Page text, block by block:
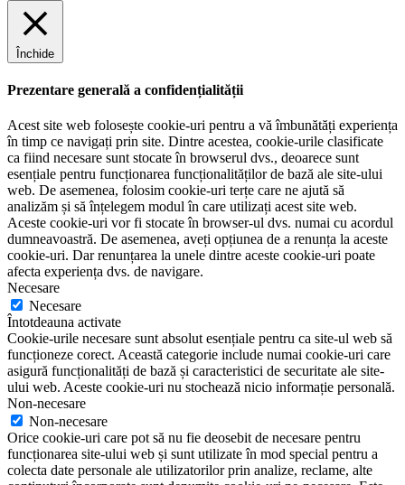
Închide
Prezentare generală a confidențialității
Acest site web folosește cookie-uri pentru a vă îmbunătăți experiența
în timp ce navigați prin site. Dintre acestea, cookie-urile clasificate
ca fiind necesare sunt stocate în browserul dvs., deoarece sunt
esențiale pentru funcționarea funcționalităților de bază ale site-ului
web. De asemenea, folosim cookie-uri terțe care ne ajută să
analizăm și să înțelegem modul în care utilizați acest site web.
Aceste cookie-uri vor fi stocate în browser-ul dvs. numai cu acordul
dumneavoastră. De asemenea, aveți opțiunea de a renunța la aceste
cookie-uri. Dar renunțarea la unele dintre aceste cookie-uri poate
afecta experiența dvs. de navigare.
Necesare
Necesare
Întotdeauna activate
Cookie-urile necesare sunt absolut esențiale pentru ca site-ul web să
funcționeze corect. Această categorie include numai cookie-uri care
asigură funcționalități de bază și caracteristici de securitate ale site-
ului web. Aceste cookie-uri nu stochează nicio informație personală.
Non-necesare
Non-necesare
Orice cookie-uri care pot să nu fie deosebit de necesare pentru
funcționarea site-ului web și sunt utilizate în mod special pentru a
colecta date personale ale utilizatorilor prin analize, reclame, alte